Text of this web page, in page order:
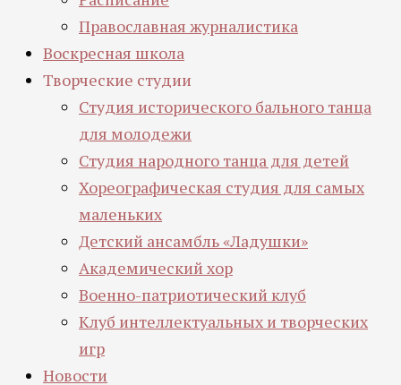
Православная журналистика
Воскресная школа
Творческие студии
Студия исторического бального танца
для молодежи
Студия народного танца для детей
Хореографическая студия для самых
маленьких
Детский ансамбль «Ладушки»
Академический хор
Военно-патриотический клуб
Клуб интеллектуальных и творческих
игр
Новости